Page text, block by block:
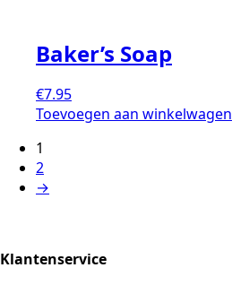
Baker’s Soap
€7.95
Toevoegen aan winkelwagen
1
2
→
Klantenservice